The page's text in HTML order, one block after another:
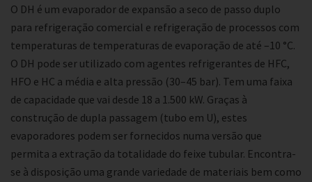
O DH é um evaporador de expansão a seco de passo duplo
para refrigeração comercial e refrigeração de processos com
temperaturas de temperaturas de evaporação de até –10 °C.
O DH pode ser utilizado com agentes refrigerantes de HFC,
HFO e HC a média e alta pressão (30–45 bar). Tem uma faixa
de capacidade que vai desde 18 a 1.500 kW. Graças à
construção de dupla passagem (tubo em U), estes
evaporadores podem ser fornecidos numa versão que
permita a extração da totalidade do feixe tubular. Encontra-
se à disposição uma grande variedade de materiais bem como